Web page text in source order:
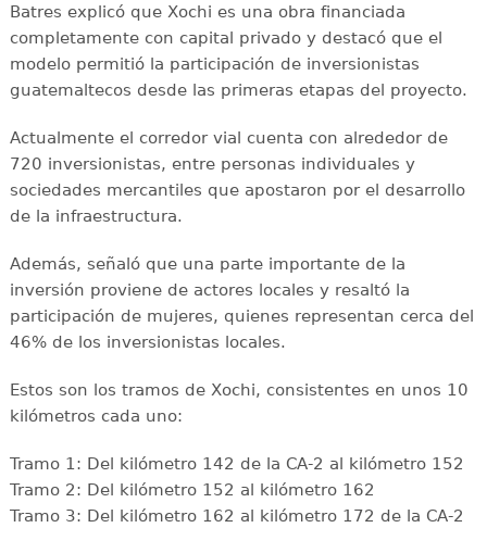
Batres explicó que Xochi es una obra financiada
completamente con capital privado y destacó que el
modelo permitió la participación de inversionistas
guatemaltecos desde las primeras etapas del proyecto.
Actualmente el corredor vial cuenta con alrededor de
720 inversionistas, entre personas individuales y
sociedades mercantiles que apostaron por el desarrollo
de la infraestructura.
Además, señaló que una parte importante de la
inversión proviene de actores locales y resaltó la
participación de mujeres, quienes representan cerca del
46% de los inversionistas locales.
Estos son los tramos de Xochi, consistentes en unos 10
kilómetros cada uno:
Tramo 1: Del kilómetro 142 de la CA-2 al kilómetro 152
Tramo 2: Del kilómetro 152 al kilómetro 162
Tramo 3: Del kilómetro 162 al kilómetro 172 de la CA-2